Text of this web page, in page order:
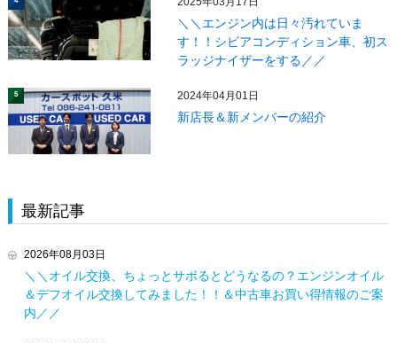
＼＼エンジン内は日々汚れていま
す！！シビアコンディション車、初ス
ラッジナイザーをする／／
5 2024年04月01日
新店長＆新メンバーの紹介
最新記事
2026年08月03日
＼＼オイル交換、ちょっとサボるとどうなるの？エンジンオイル
＆デフオイル交換してみました！！＆中古車お買い得情報のご案
内／／